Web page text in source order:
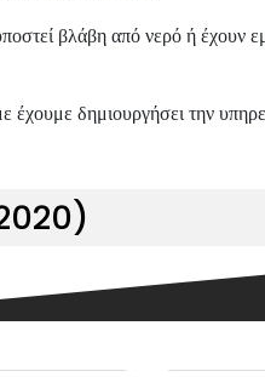
βλάβη από νερό ή έχουν
έχουμε δημιουργήσει την